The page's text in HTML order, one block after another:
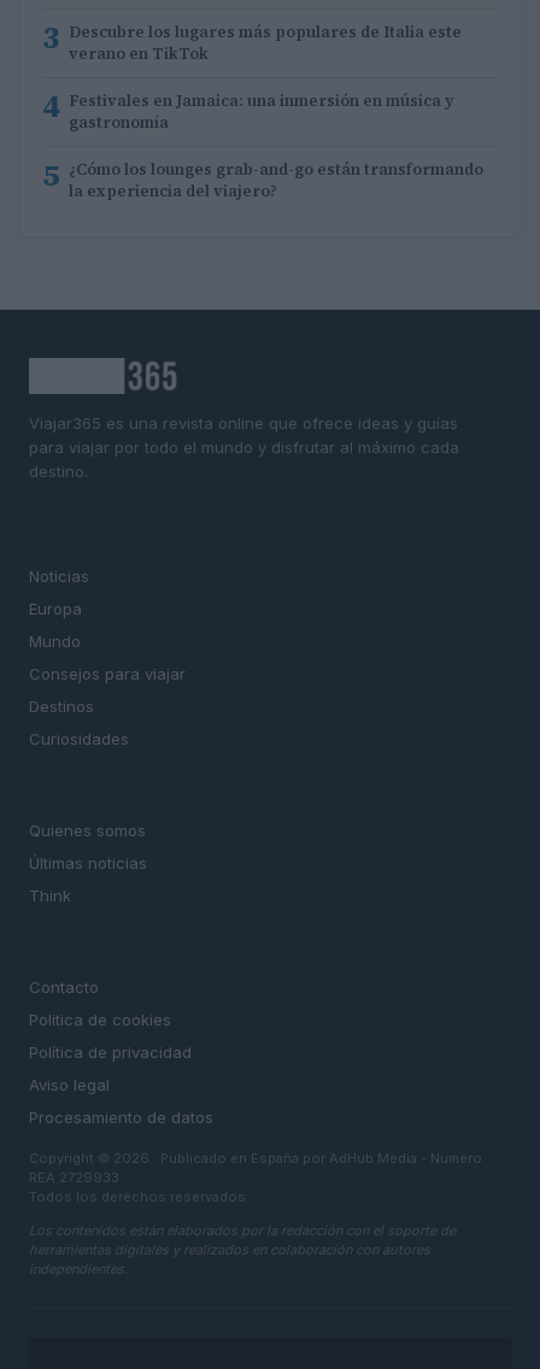
3 Descubre los lugares más populares de Italia este
verano en TikTok
4 Festivales en Jamaica: una inmersión en música y
gastronomía
5 ¿Cómo los lounges grab-and-go están transformando
la experiencia del viajero?
Viajar365 es una revista online que ofrece ideas y guías
para viajar por todo el mundo y disfrutar al máximo cada
destino.
Noticias
Europa
Mundo
Consejos para viajar
Destinos
Curiosidades
Quienes somos
Últimas noticias
Think
Contacto
Politica de cookies
Política de privacidad
Aviso legal
Procesamiento de datos
Copyright © 2026 · Publicado en España por AdHub Media - Numero
REA 2729933
Todos los derechos reservados
Los contenidos están elaborados por la redacción con el soporte de
herramientas digitales y realizados en colaboración con autores
independientes.